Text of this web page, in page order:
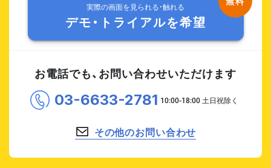
実際の画面を見られる・触れる
デモ・トライアルを希望
お電話でも、お問い合わせいただけます
03-6633-2781
その他のお問い合わせ